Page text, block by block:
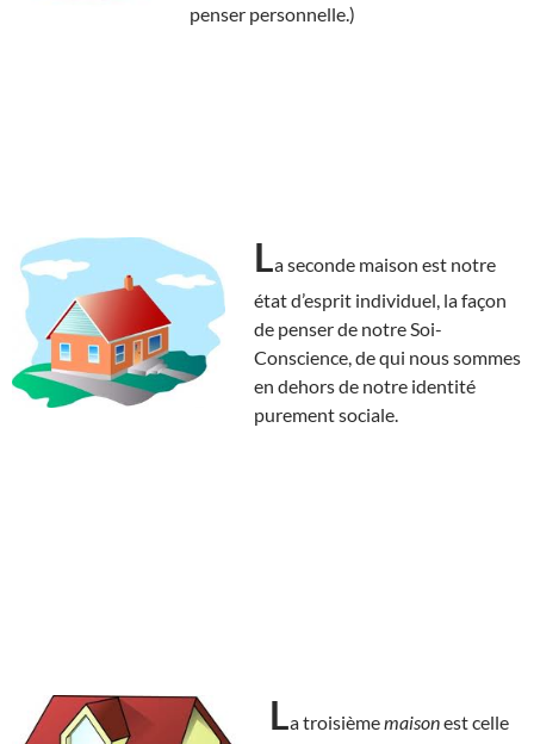
penser personnelle.)
La seconde maison est notre
état d’esprit individuel, la façon
de penser de notre Soi-
Conscience, de qui nous sommes
en dehors de notre identité
purement sociale.
La troisièmemaisonest celle